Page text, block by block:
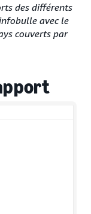
des différents
avec le
couverts par